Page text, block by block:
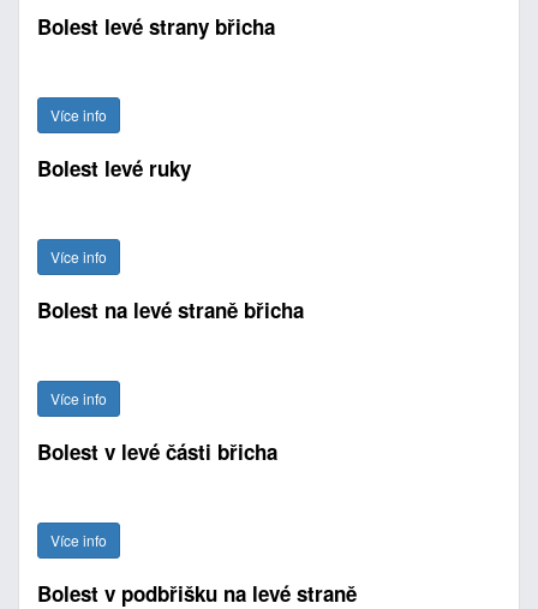
Bolest levé strany břicha
Více info
Bolest levé ruky
Více info
Bolest na levé straně břicha
Více info
Bolest v levé části břicha
Více info
Bolest v podbřišku na levé straně